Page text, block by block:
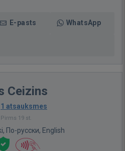
E-pasts WhatsApp
Ceizins
1 atsauksmes
19 st.
По-русски, English